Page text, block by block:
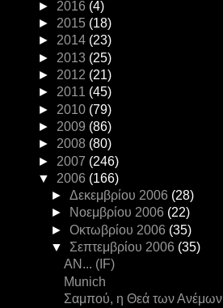
► 2016 (4)
► 2015 (18)
► 2014 (23)
► 2013 (25)
► 2012 (21)
► 2011 (45)
► 2010 (79)
► 2009 (86)
► 2008 (80)
► 2007 (246)
▼ 2006 (166)
► Δεκεμβρίου 2006 (28)
►
Νοεμβρίου 2006 (22)
► Οκτωβρίου 2006 (35)
▼ Σεπτεμβρίου 2006 (35)
ΑΝ... (IF)
Munich
Σαμπού, η Θεά των Ανέμων